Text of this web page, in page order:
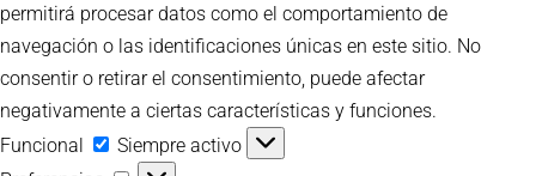
permitirá procesar datos como el comportamiento de
navegación o las identificaciones únicas en este sitio. No
consentir o retirar el consentimiento, puede afectar
negativamente a ciertas características y funciones.
Funcional
Funcional
Siempre activo